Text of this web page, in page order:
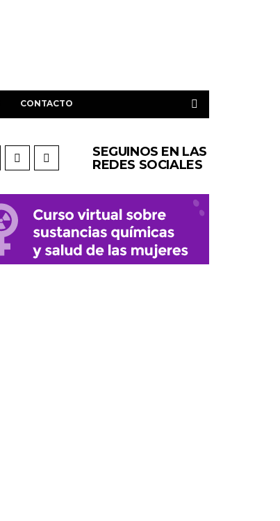
CONTACTO
SEGUINOS EN LAS
REDES SOCIALES